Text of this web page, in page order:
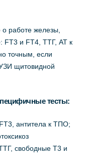
о работе железы,
FТ3 и FТ4, ТТГ, АТ к
точным, если
щитовидной
тесты:
антитела к ТПО;
свободные Т3 и